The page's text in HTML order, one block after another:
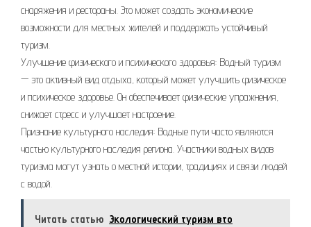
снаряжения и рестораны. Это может создать экономические
возможности для местных жителей и поддержать устойчивый
туризм.
Улучшение физического и психического здоровья: Водный туризм
— это активный вид отдыха, который может улучшить физическое
и психическое здоровье. Он обеспечивает физические упражнения,
снижает стресс и улучшает настроение.
Признание культурного наследия: Водные пути часто являются
частью культурного наследия региона. Участники водных видов
туризма могут узнать о местной истории, традициях и связи людей
с водой.
Читать статью Экологический туризм вто